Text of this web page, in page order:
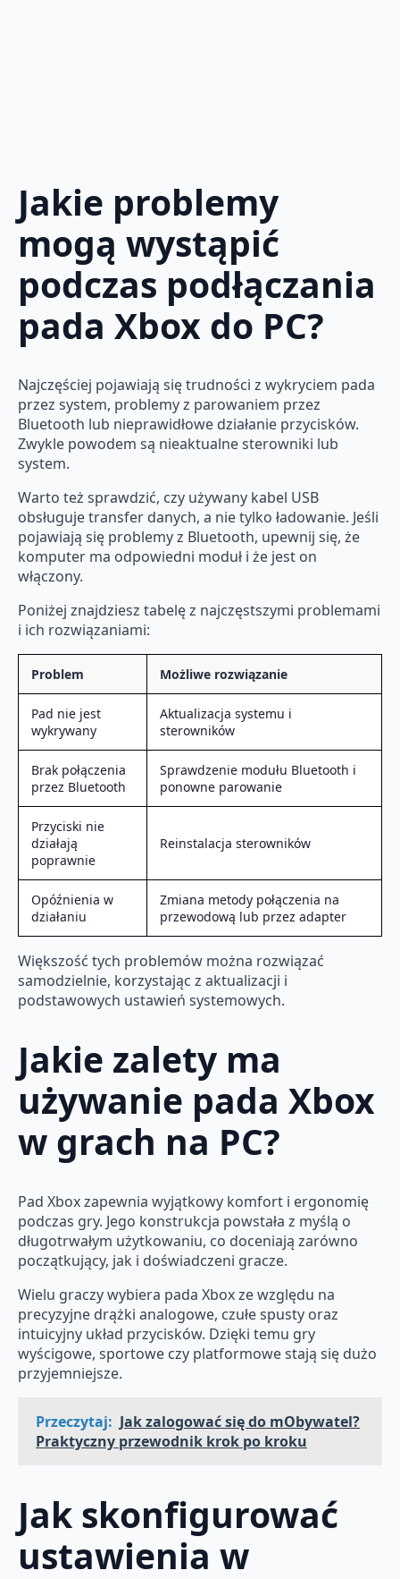
Jakie problemy
mogą wystąpić
podczas podłączania
pada Xbox do PC?
Najczęściej pojawiają się trudności z wykryciem pada
przez system, problemy z parowaniem przez
Bluetooth lub nieprawidłowe działanie przycisków.
Zwykle powodem są nieaktualne sterowniki lub
system.
Warto też sprawdzić, czy używany kabel USB
obsługuje transfer danych, a nie tylko ładowanie. Jeśli
pojawiają się problemy z Bluetooth, upewnij się, że
komputer ma odpowiedni moduł i że jest on
włączony.
Poniżej znajdziesz tabelę z najczęstszymi problemami
i ich rozwiązaniami:
Problem Możliwe rozwiązanie
Pad nie jest
wykrywany
Aktualizacja systemu i
sterowników
Brak połączenia
przez Bluetooth
Sprawdzenie modułu Bluetooth i
ponowne parowanie
Przyciski nie
działają
poprawnie
Reinstalacja sterowników
Opóźnienia w
działaniu
Zmiana metody połączenia na
przewodową lub przez adapter
Większość tych problemów można rozwiązać
samodzielnie, korzystając z aktualizacji i
podstawowych ustawień systemowych.
Jakie zalety ma
używanie pada Xbox
w grach na PC?
Pad Xbox zapewnia wyjątkowy komfort i ergonomię
podczas gry. Jego konstrukcja powstała z myślą o
długotrwałym użytkowaniu, co doceniają zarówno
początkujący, jak i doświadczeni gracze.
Wielu graczy wybiera pada Xbox ze względu na
precyzyjne drążki analogowe, czułe spusty oraz
intuicyjny układ przycisków. Dzięki temu gry
wyścigowe, sportowe czy platformowe stają się dużo
przyjemniejsze.
Przeczytaj: Jak zalogować się do mObywatel?
Praktyczny przewodnik krok po kroku
Jak skonfigurować
ustawienia w